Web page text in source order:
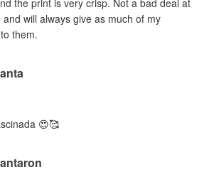
the print is very crisp. Not a bad deal at
will always give as much of my
them.
😍🥰